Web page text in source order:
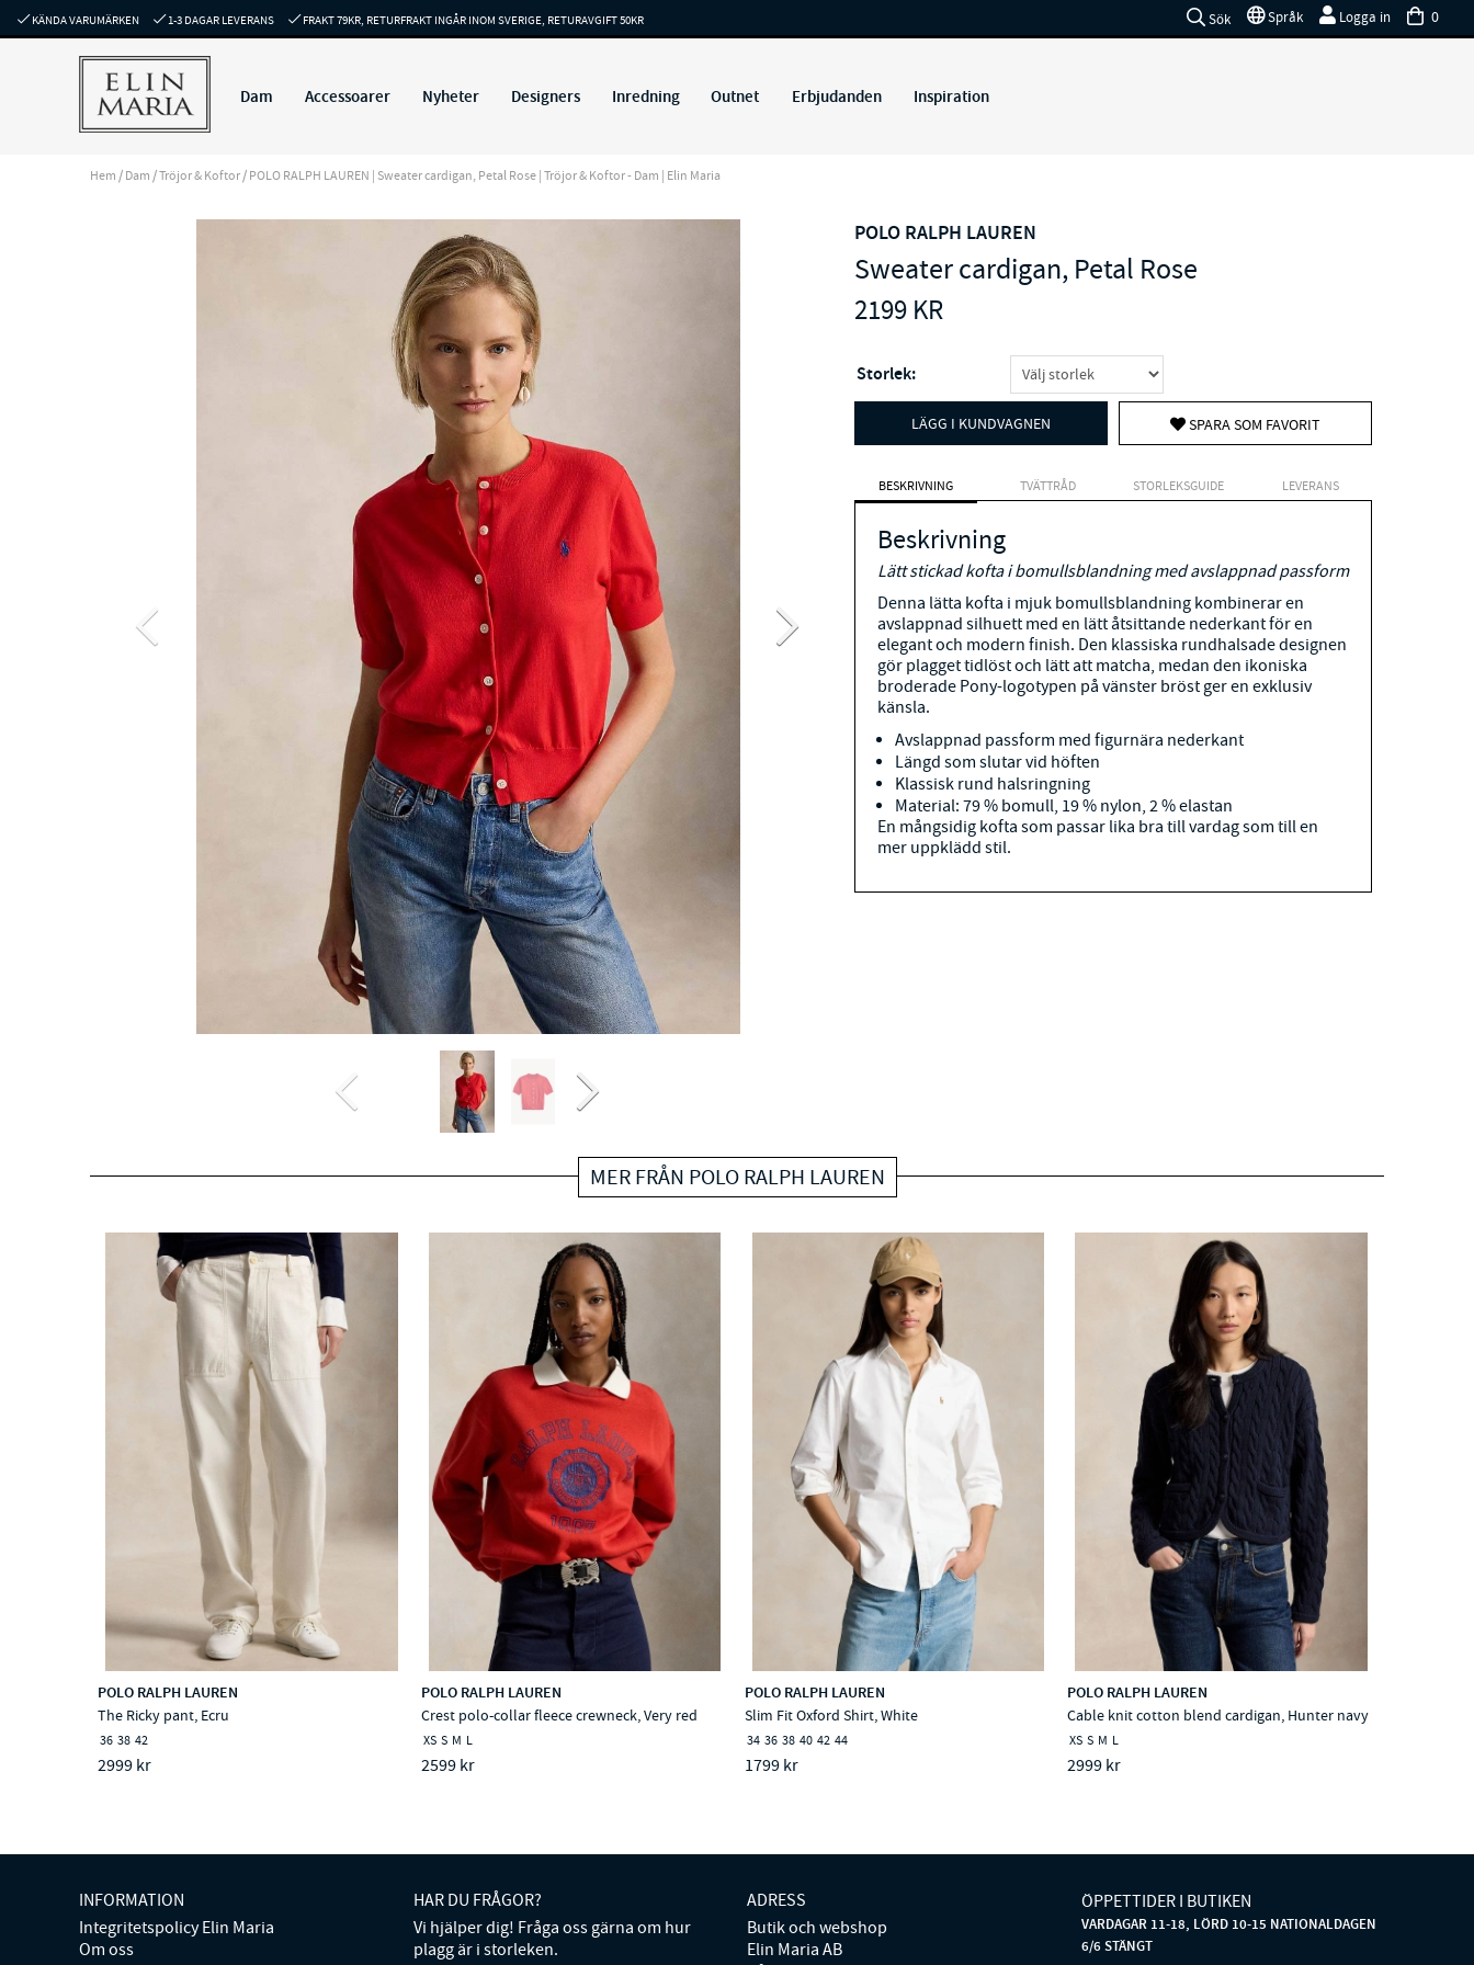
KÄNDA VARUMÄRKEN 1-3 DAGAR LEVERANS FRAKT 79KR, RETURFRAKT INGÅR INOM SVERIGE, RETURAVGIFT 50KR 0
Logga in
Språk
Sök
Dam Accessoarer Nyheter Designers Inredning Outnet Erbjudanden Inspiration
Hem /Dam /Tröjor & Koftor/POLO RALPH LAUREN | Sweater cardigan, Petal Rose | Tröjor & Koftor - Dam | Elin Maria
POLO RALPH LAUREN
Sweater cardigan, Petal Rose
2199KR
Storlek:
LÄGG I KUNDVAGNEN SPARA SOM FAVORIT
BESKRIVNING TVÄTTRÅD STORLEKSGUIDE LEVERANS
Beskrivning
Lätt stickad kofta i bomullsblandning med avslappnad passform
Denna lätta kofta i mjuk bomullsblandning kombinerar en
avslappnad silhuett med en lätt åtsittande nederkant för en
elegant och modern finish. Den klassiska rundhalsade designen
gör plagget tidlöst och lätt att matcha, medan den ikoniska
broderade Pony-logotypen på vänster bröst ger en exklusiv
känsla.
Avslappnad passform med figurnära nederkant
Längd som slutar vid höften
Klassisk rund halsringning
Material: 79 % bomull, 19 % nylon, 2 % elastan
En mångsidig kofta som passar lika bra till vardag som till en
mer uppklädd stil.
MER FRÅN POLO RALPH LAUREN
POLO RALPH LAUREN
The Ricky pant, Ecru
36 38 42
2999 kr
POLO RALPH LAUREN
Crest polo-collar fleece crewneck, Very red
XS S M L
2599 kr
POLO RALPH LAUREN
Slim Fit Oxford Shirt, White
34 36 38 40 42 44
1799 kr
POLO RALPH LAUREN
Cable knit cotton blend cardigan, Hunter navy
XS S M L
2999 kr
INFORMATION
Integritetspolicy Elin Maria
Om oss
HAR DU FRÅGOR?
Vi hjälper dig! Fråga oss gärna om hur
plagg är i storleken.
ADRESS
Butik och webshop
Elin Maria AB
ÖPPETTIDER I BUTIKEN
VARDAGAR 11-18, LÖRD 10-15 NATIONALDAGEN
6/6 STÄNGT